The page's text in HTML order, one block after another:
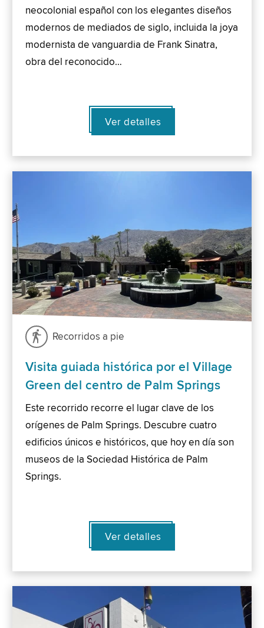
neocolonial español con los elegantes diseños
modernos de mediados de siglo, incluida la joya
modernista de vanguardia de Frank Sinatra,
obra del reconocido…
Ver detalles
Recorridos a pie
Visita guiada histórica por el Village
Green del centro de Palm Springs
Este recorrido recorre el lugar clave de los
orígenes de Palm Springs. Descubre cuatro
edificios únicos e históricos, que hoy en día son
museos de la Sociedad Histórica de Palm
Springs.
Ver detalles